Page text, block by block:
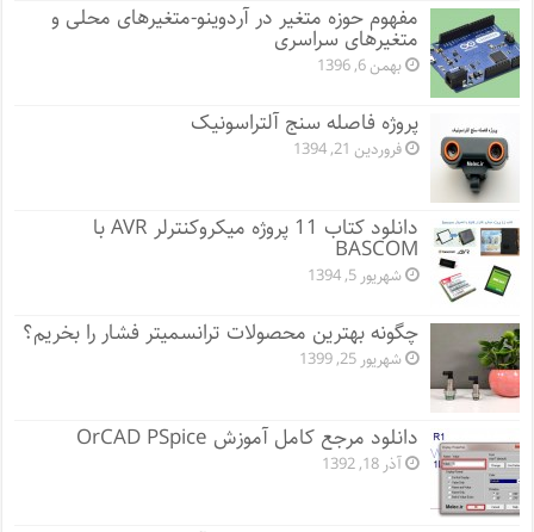
مفهوم حوزه متغیر در آردوینو-متغیرهای محلی و
متغیرهای سراسری
بهمن 6, 1396
پروژه فاصله سنج آلتراسونیک
فروردین 21, 1394
دانلود کتاب 11 پروژه میکروکنترلر AVR با
BASCOM
شهریور 5, 1394
چگونه بهترین محصولات ترانسمیتر فشار را بخریم؟
شهریور 25, 1399
دانلود مرجع کامل آموزش OrCAD PSpice
آذر 18, 1392